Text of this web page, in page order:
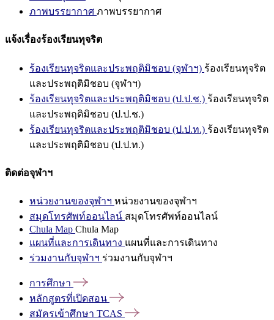
ภาพบรรยากาศ ภาพบรรยากาศ
แจ้งเรื่องร้องเรียนทุจริต
ร้องเรียนทุจริตและประพฤติมิชอบ (จุฬาฯ) ร้องเรียนทุจริต
และประพฤติมิชอบ (จุฬาฯ)
ร้องเรียนทุจริตและประพฤติมิชอบ (ป.ป.ช.) ร้องเรียนทุจริต
และประพฤติมิชอบ (ป.ป.ช.)
ร้องเรียนทุจริตและประพฤติมิชอบ (ป.ป.ท.) ร้องเรียนทุจริต
และประพฤติมิชอบ (ป.ป.ท.)
ติดต่อจุฬาฯ
หน่วยงานของจุฬาฯ หน่วยงานของจุฬาฯ
สมุดโทรศัพท์ออนไลน์ สมุดโทรศัพท์ออนไลน์
Chula Map Chula Map
แผนที่และการเดินทาง แผนที่และการเดินทาง
ร่วมงานกับจุฬาฯ ร่วมงานกับจุฬาฯ
การศึกษา
หลักสูตรที่เปิดสอน
สมัครเข้าศึกษา TCAS